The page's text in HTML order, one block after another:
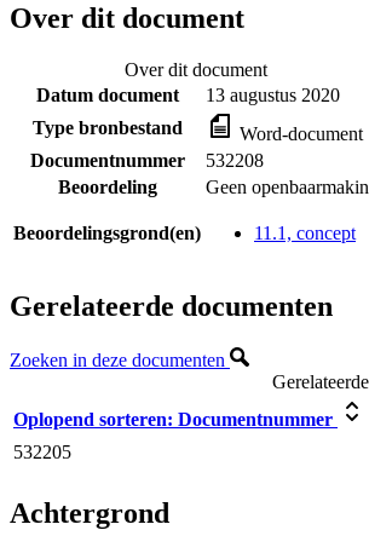
Over dit document
Over dit document
Datum document
13 augustus 2020
Type bronbestand
Word-document
Documentnummer
532208
Beoordeling
Geen
Beoordelingsgrond(en) 11.1, concept
Gerelateerde documenten
Zoeken in deze documenten
Oplopend sorteren: Documentnummer
532205
Achtergrond